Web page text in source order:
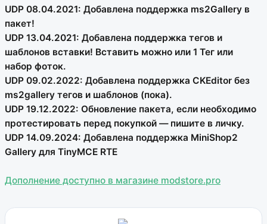
UDP 08.04.2021: Добавлена поддержка ms2Gallery в
пакет!
UDP 13.04.2021: Добавлена поддержка тегов и
шаблонов вставки! Вставить можно или 1 Тег или
набор фоток.
UDP 09.02.2022: Добавлена поддержка CKEditor без
ms2gallery тегов и шаблонов (пока).
UDP 19.12.2022: Обновление пакета, если необходимо
протестировать перед покупкой — пишите в личку.
UDP 14.09.2024: Добавлена поддержка MiniShop2
Gallery для TinyMCE RTE
Дополнение доступно в магазине modstore.pro